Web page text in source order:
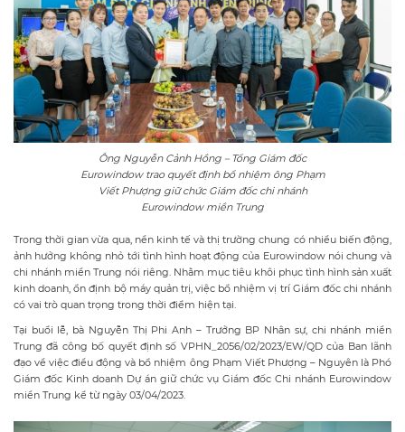
Ông Nguyễn Cảnh Hồng – Tổng Giám đốc
Eurowindow trao quyết định bổ nhiệm ông Phạm
Viết Phượng giữ chức Giám đốc chi nhánh
Eurowindow miền Trung
Trong thời gian vừa qua, nền kinh tế và thị trường chung có nhiều biến động,
ảnh hưởng không nhỏ tới tình hình hoạt động của Eurowindow nói chung và
chi nhánh miền Trung nói riêng. Nhằm mục tiêu khôi phục tình hình sản xuất
kinh doanh, ổn định bộ máy quản trị, việc bổ nhiệm vị trí Giám đốc chi nhánh
có vai trò quan trọng trong thời điểm hiện tại.
Tại buổi lễ, bà Nguyễn Thị Phi Anh – Trưởng BP Nhân sự, chi nhánh miền
Trung đã công bố quyết định số VPHN_2056/02/2023/EW/QD của Ban lãnh
đạo về việc điều động và bổ nhiệm ông Phạm Viết Phượng – Nguyên là Phó
Giám đốc Kinh doanh Dự án giữ chức vụ Giám đốc Chi nhánh Eurowindow
miền Trung kể từ ngày 03/04/2023.